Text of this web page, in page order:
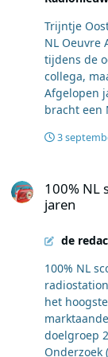
William
hadden we
Parijs.
gebruiken!
de
Nederpop,
zetten!"
Trijntje
NL Oeuvre
tijdens de
collega,
Afgelopen
bracht een
keer dat
jaren
bent nog
Licht
goed gelukt!" "Wat lief en wat ontzettend
te gek! ”
ben
vertellen
te mogen
begonnen.
Maar het is
3
100% NL
jaren
de
100% NL
het
doelgroep
Onderzoek